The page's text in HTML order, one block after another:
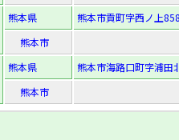
熊本県
熊本市貢町字西ノ上
熊本市
熊本県
熊本市海路口町字浦田
熊本市